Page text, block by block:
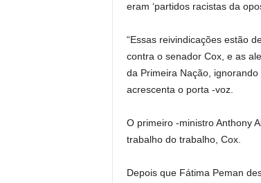
eram ‘partidos racistas da
“Essas reivindicações estão
contra o senador Cox, e as
da Primeira Nação,
acrescenta o porta -voz.
O primeiro -ministro Anthony
trabalho do trabalho, Cox.
Depois que Fátima Peman